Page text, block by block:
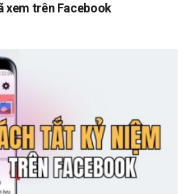
xem trên Facebook